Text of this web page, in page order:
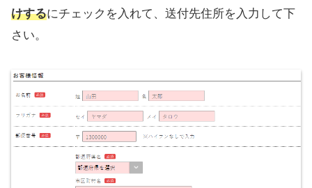
けするにチェックを入れて、送付先住所を入力して下
さい。